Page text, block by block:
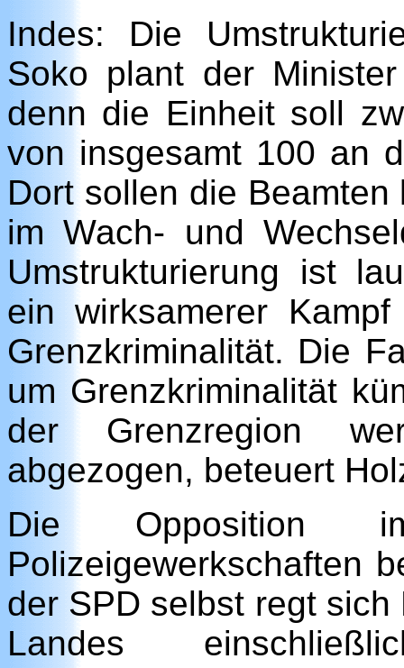
Indes: Die
Soko plant der
denn die Einheit soll
von insgesamt 100 an
Dort sollen die
im Wach- und
Umstrukturierung ist
ein wirksamerer
Grenzkriminalität. Die
um Grenzkriminalität
der Grenzregion
abgezogen, beteuert
Die Opposition
Polizeigewerkschaften
der SPD selbst regt
Landes